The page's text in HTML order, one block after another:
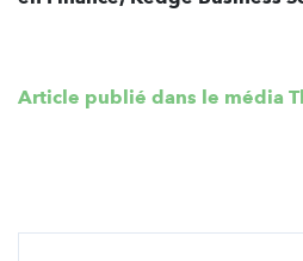
Article publié dans le média